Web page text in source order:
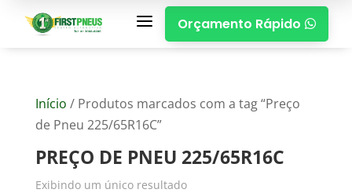
a Orçamento Rápido 
Início / Produtos marcados com a tag “Preço
de Pneu 225/65R16C”
PREÇO DE PNEU 225/65R16C
Exibindo um único resultado